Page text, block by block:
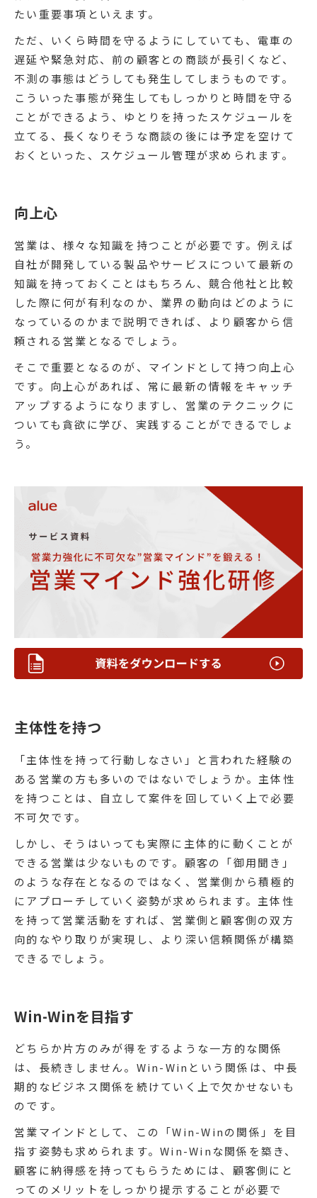
たい重要事項といえます。
ただ、いくら時間を守るようにしていても、電車の
遅延や緊急対応、前の顧客との商談が長引くなど、
不測の事態はどうしても発生してしまうものです。
こういった事態が発生してもしっかりと時間を守る
ことができるよう、ゆとりを持ったスケジュールを
立てる、長くなりそうな商談の後には予定を空けて
おくといった、スケジュール管理が求められます。
向上心
営業は、様々な知識を持つことが必要です。例えば
自社が開発している製品やサービスについて最新の
知識を持っておくことはもちろん、競合他社と比較
した際に何が有利なのか、業界の動向はどのように
なっているのかまで説明できれば、より顧客から信
頼される営業となるでしょう。
そこで重要となるのが、マインドとして持つ向上心
です。向上心があれば、常に最新の情報をキャッチ
アップするようになりますし、営業のテクニックに
ついても貪欲に学び、実践することができるでしょ
う。
主体性を持つ
「主体性を持って行動しなさい」と言われた経験の
ある営業の方も多いのではないでしょうか。主体性
を持つことは、自立して案件を回していく上で必要
不可欠です。
しかし、そうはいっても実際に主体的に動くことが
できる営業は少ないものです。顧客の「御用聞き」
のような存在となるのではなく、営業側から積極的
にアプローチしていく姿勢が求められます。主体性
を持って営業活動をすれば、営業側と顧客側の双方
向的なやり取りが実現し、より深い信頼関係が構築
できるでしょう。
Win-Winを目指す
どちらか片方のみが得をするような一方的な関係
は、長続きしません。Win-Winという関係は、中長
期的なビジネス関係を続けていく上で欠かせないも
のです。
営業マインドとして、この「Win-Winの関係」を目
指す姿勢も求められます。Win-Winな関係を築き、
顧客に納得感を持ってもらうためには、顧客側にと
ってのメリットをしっかり提示することが必要で